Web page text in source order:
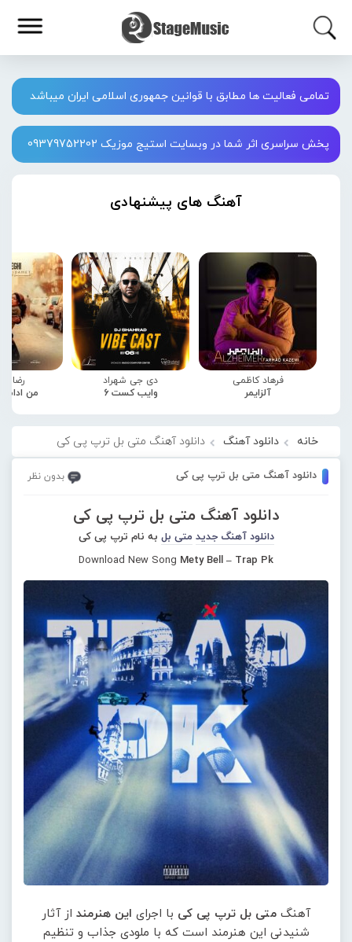
تمامی فعالیت ها مطابق با قوانین جمهوری اسلامی ایران میباشد
پخش سراسری اثر شما در وبسایت استیج موزیک 09379752202
آهنگ های پیشنهادی
فرهاد کاظمی
آلزایمر
دی جی شهراد
وایب کست 6
رضا
من
خانه دانلود آهنگ دانلود آهنگ متی بل ترپ پی کی
دانلود آهنگ متی بل ترپ پی کی بدون نظر
دانلود آهنگ متی بل ترپ پی کی
دانلود آهنگ جدید متی بل به نام ترپ پی کی
Download New Song Mety Bell – Trap Pk
آهنگ متی بل ترپ پی کی با اجرای این هنرمند از آثار
شنیدنی این هنرمند است که با ملودی جذاب و تنظیم